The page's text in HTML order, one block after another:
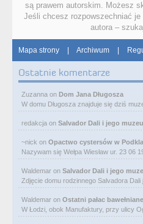
są prawem autorskim. Możesz
Jeśli chcesz rozpowszechniać
autora –
Mapa strony Archiwum
Ostatnie komentarze
Zuzanna on Dom Jana Długosza
W domu Długosza znajduje się dziś
redakcja on Salvador Dali i jego
~nick on Opactwo cystersów w
Nazywam się Wełpa Wiesław ur. 23 06
Waldemar on Salvador Dali i jego
Zdjęcie domu rodzinnego Salvadora
Waldemar on Ostatni pałac
W Łodzi, obok Manufaktury, przy ulicy